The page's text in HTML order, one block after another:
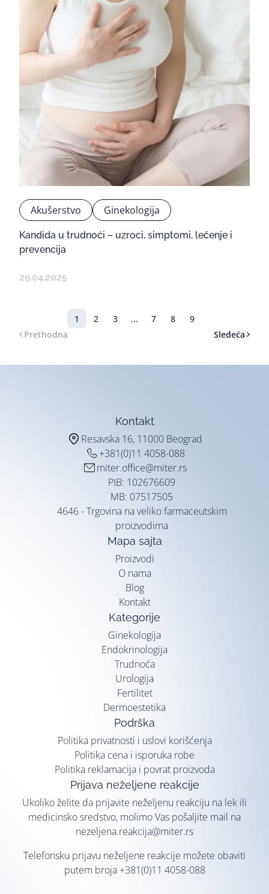
Akušerstvo Ginekologija
Kandida u trudnoći – uzroci, simptomi, lečenje i
prevencija
29.04.2025
Prethodna
1 2 3 ... 7 8
9
Sledeća
Kontakt
Resavska 16, 11000 Beograd
+381(0)11 4058-088
miter.office@miter.rs
PIB: 102676609
MB: 07517505
4646 - Trgovina na veliko farmaceutskim
proizvodima
Mapa sajta
Proizvodi
O nama
Blog
Kontakt
Kategorije
Ginekologija
Endokrinologija
Trudnoća
Urologija
Fertilitet
Dermoestetika
Podrška
Politika privatnosti i uslovi korišćenja
Politika cena i isporuka robe
Politika reklamacija i povrat proizvoda
Prijava neželjene reakcije
Ukoliko želite da prijavite neželjenu reakciju na lek ili
medicinsko sredstvo, molimo Vas pošaljite mail na
nezeljena.reakcija@miter.rs
Telefonsku prijavu neželjene reakcije možete obaviti
putem broja +381(0)11 4058-088